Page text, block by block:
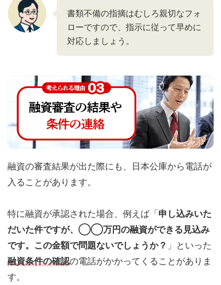
書類不備の指摘はむしろ親切なフォ
ローですので、指示に従って早めに
対応しましょう。
融資の審査結果が出た際にも、日本公庫から電話が
入ることがあります。
特に融資が承認された場合、例えば「 申し込みいた
だいた件ですが、◯◯万円の融資ができる見込み
です。この金額で問題ないでしょうか？ 」といった
融資条件の確認の電話がかかってくることがありま
す。